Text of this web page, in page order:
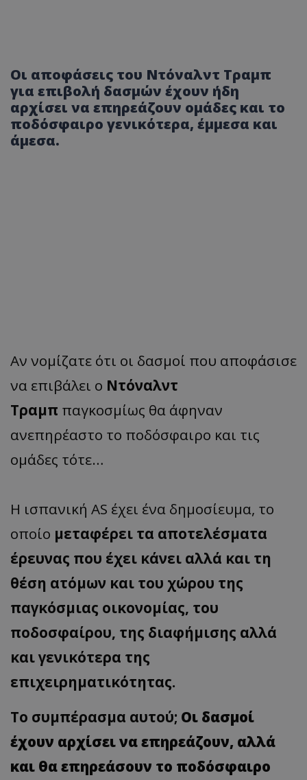
Οι αποφάσεις του Ντόναλντ Τραμπ
για επιβολή δασμών έχουν ήδη
αρχίσει να επηρεάζουν ομάδες και το
ποδόσφαιρο γενικότερα, έμμεσα και
άμεσα.
Αν νομίζατε ότι οι δασμοί που αποφάσισε
να επιβάλει ο Ντόναλντ
Τραμπ παγκοσμίως θα άφηναν
ανεπηρέαστο το ποδόσφαιρο και τις
ομάδες τότε…
Η ισπανική AS έχει ένα δημοσίευμα, το
οποίο μεταφέρει τα αποτελέσματα
έρευνας που έχει κάνει αλλά και τη
θέση ατόμων και του χώρου της
παγκόσμιας οικονομίας, του
ποδοσφαίρου, της διαφήμισης αλλά
και γενικότερα της
επιχειρηματικότητας.
Το συμπέρασμα αυτού; Οι δασμοί
έχουν αρχίσει να επηρεάζουν, αλλά
και θα επηρεάσουν το ποδόσφαιρο